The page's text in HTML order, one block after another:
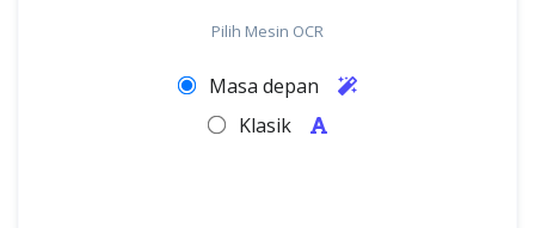
Pilih Mesin OCR
Masa depan
Klasik